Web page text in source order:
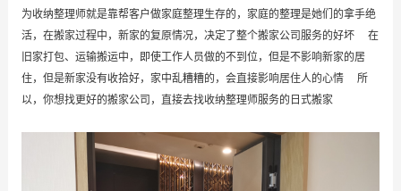
为收纳整理师就是靠帮客户做家庭整理生存的，家庭的整理是她们的拿手绝
活，在搬家过程中，新家的复原情况，决定了整个搬家公司服务的好坏 在
旧家打包、运输搬运中，即使工作人员做的不到位，但是不影响新家的居
住，但是新家没有收拾好，家中乱糟糟的，会直接影响居住人的心情 所
以，你想找更好的搬家公司，直接去找收纳整理师服务的日式搬家